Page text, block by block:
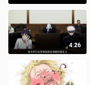
4:26